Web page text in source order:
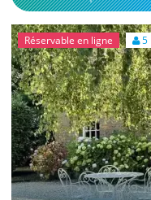
Réservable en ligne 5